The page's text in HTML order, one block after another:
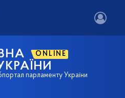
ONLINE
парламенту України